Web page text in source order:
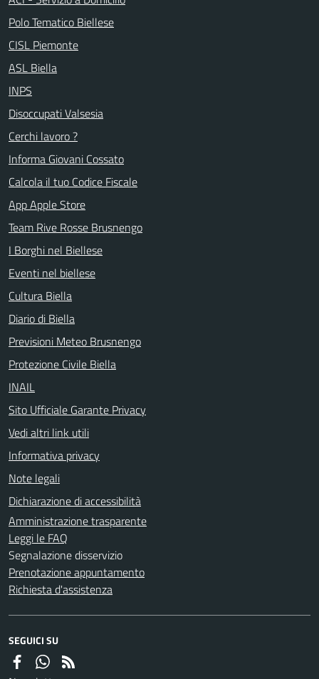
Polo Tematico Biellese
CISL Piemonte
ASL Biella
INPS
Disoccupati Valsesia
Cerchi lavoro ?
Informa Giovani Cossato
Calcola il tuo Codice Fiscale
App Apple Store
Team Rive Rosse Brusnengo
I Borghi nel Biellese
Eventi nel biellese
Cultura Biella
Diario di Biella
Previsioni Meteo Brusnengo
Protezione Civile Biella
INAIL
Sito Ufficiale Garante Privacy
Vedi altri link utili
Informativa privacy
Note legali
Dichiarazione di accessibilità
Amministrazione trasparente
Leggi le FAQ
Segnalazione disservizio
Prenotazione appuntamento
Richiesta d'assistenza
SEGUICI SU